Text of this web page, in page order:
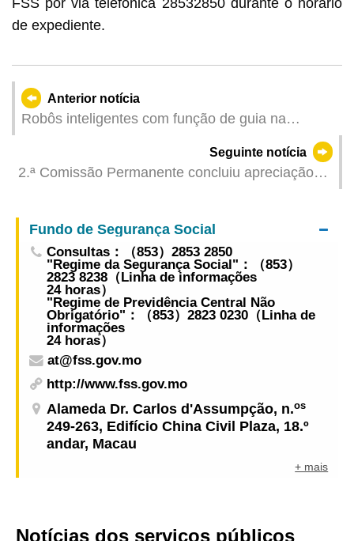
FSS por via telefónica 28532850 durante o horário
de expediente.
Anterior notícia
Robôs inteligentes com função de guia na
Nacional” – Aplicação da tecnologia na educação
desta área
Seguinte notícia
2.ª Comissão Permanente concluiu apreciação
Fundo de Segurança Social
Consultas：（853）2853 2850
"Regime da Segurança Social"：（853）
2823 8238（Linha de informações
24 horas）
"Regime de Previdência Central Não
Obrigatório"：（853）2823 0230（Linha de
informações
24 horas）
at@fss.gov.mo
http://www.fss.gov.mo
Alameda Dr. Carlos d'Assumpção, n.os
249-263, Edifício China Civil Plaza, 18.º
andar, Macau
+ mais
Notícias dos serviços públicos